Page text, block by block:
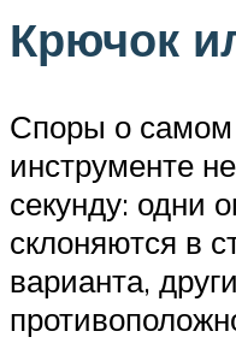
Крючок
Споры о
инструменте
секунду: одни
склоняются в
варианта,